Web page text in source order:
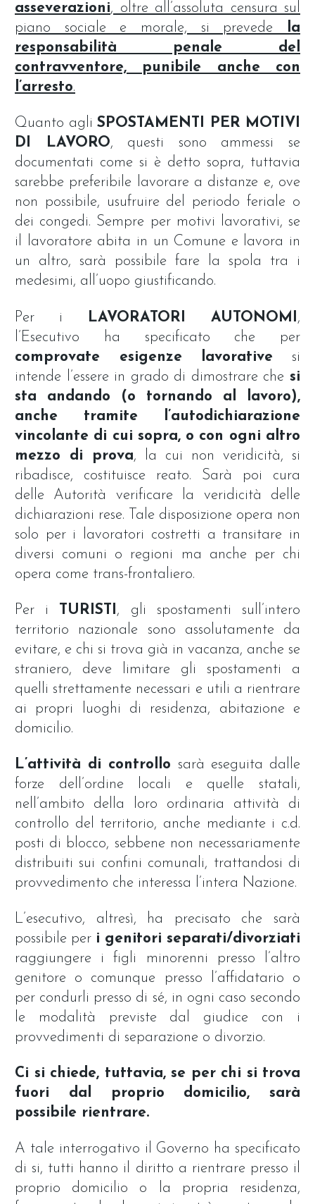
asseverazioni, oltre all’assoluta censura sul
piano sociale e morale, si prevede la
responsabilità penale del
contravventore, punibile anche con
l’arresto.
Quanto agli SPOSTAMENTI PER MOTIVI
DI LAVORO, questi sono ammessi se
documentati come si è detto sopra, tuttavia
sarebbe preferibile lavorare a distanze e, ove
non possibile, usufruire del periodo feriale o
dei congedi. Sempre per motivi lavorativi, se
il lavoratore abita in un Comune e lavora in
un altro, sarà possibile fare la spola tra i
medesimi, all’uopo giustificando.
Per i LAVORATORI AUTONOMI ,
l’Esecutivo ha specificato che per
comprovate esigenze lavorative si
intende l’essere in grado di dimostrare che si
sta andando (o tornando al lavoro),
anche tramite l’autodichiarazione
vincolante di cui sopra, o con ogni altro
mezzo di prova, la cui non veridicità, si
ribadisce, costituisce reato. Sarà poi cura
delle Autorità verificare la veridicità delle
dichiarazioni rese. Tale disposizione opera non
solo per i lavoratori costretti a transitare in
diversi comuni o regioni ma anche per chi
opera come trans-frontaliero.
Per i TURISTI , gli spostamenti sull’intero
territorio nazionale sono assolutamente da
evitare, e chi si trova già in vacanza, anche se
straniero, deve limitare gli spostamenti a
quelli strettamente necessari e utili a rientrare
ai propri luoghi di residenza, abitazione e
domicilio.
L’attività di controllo sarà eseguita dalle
forze dell’ordine locali e quelle statali,
nell’ambito della loro ordinaria attività di
controllo del territorio, anche mediante i c.d.
posti di blocco, sebbene non necessariamente
distribuiti sui confini comunali, trattandosi di
provvedimento che interessa l’intera Nazione.
L’esecutivo, altresì, ha precisato che sarà
possibile per i genitori separati/divorziati
raggiungere i figli minorenni presso l’altro
genitore o comunque presso l’affidatario o
per condurli presso di sé, in ogni caso secondo
le modalità previste dal giudice con i
provvedimenti di separazione o divorzio.
Ci si chiede, tuttavia, se per chi si trova
fuori dal proprio domicilio, sarà
possibile rientrare.
A tale interrogativo il Governo ha specificato
di si, tutti hanno il diritto a rientrare presso il
proprio domicilio o la propria residenza,